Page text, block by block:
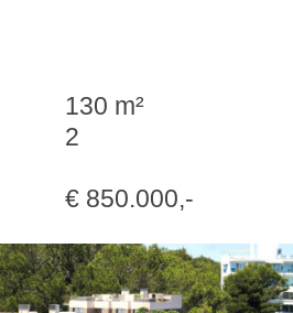
130 m²
2
€ 850.000,-